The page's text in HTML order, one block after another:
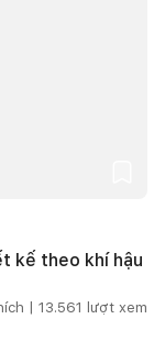
kế theo khí hậu
| 13.561 lượt xem